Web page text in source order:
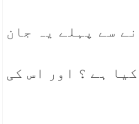
سے پہلے یہ جان
ہے ؟ اور اس کی